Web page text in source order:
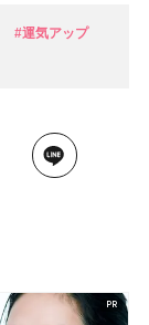
#運気アップ